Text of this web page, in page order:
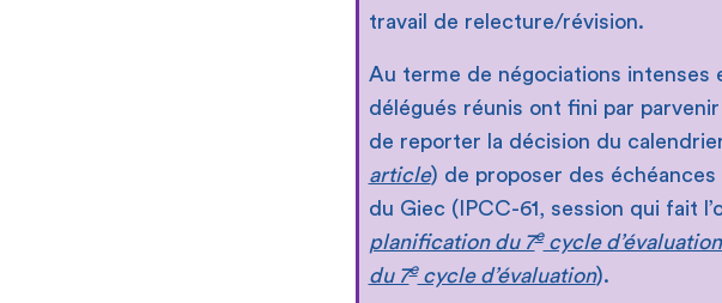
travail de relecture/révision.
Au terme de négociations intenses
délégués réunis ont fini par
de reporter la décision du
article) de proposer des
du Giec (IPCC-61, session qui fait
planification du 7ecycle
du 7ecycle d’évaluation).